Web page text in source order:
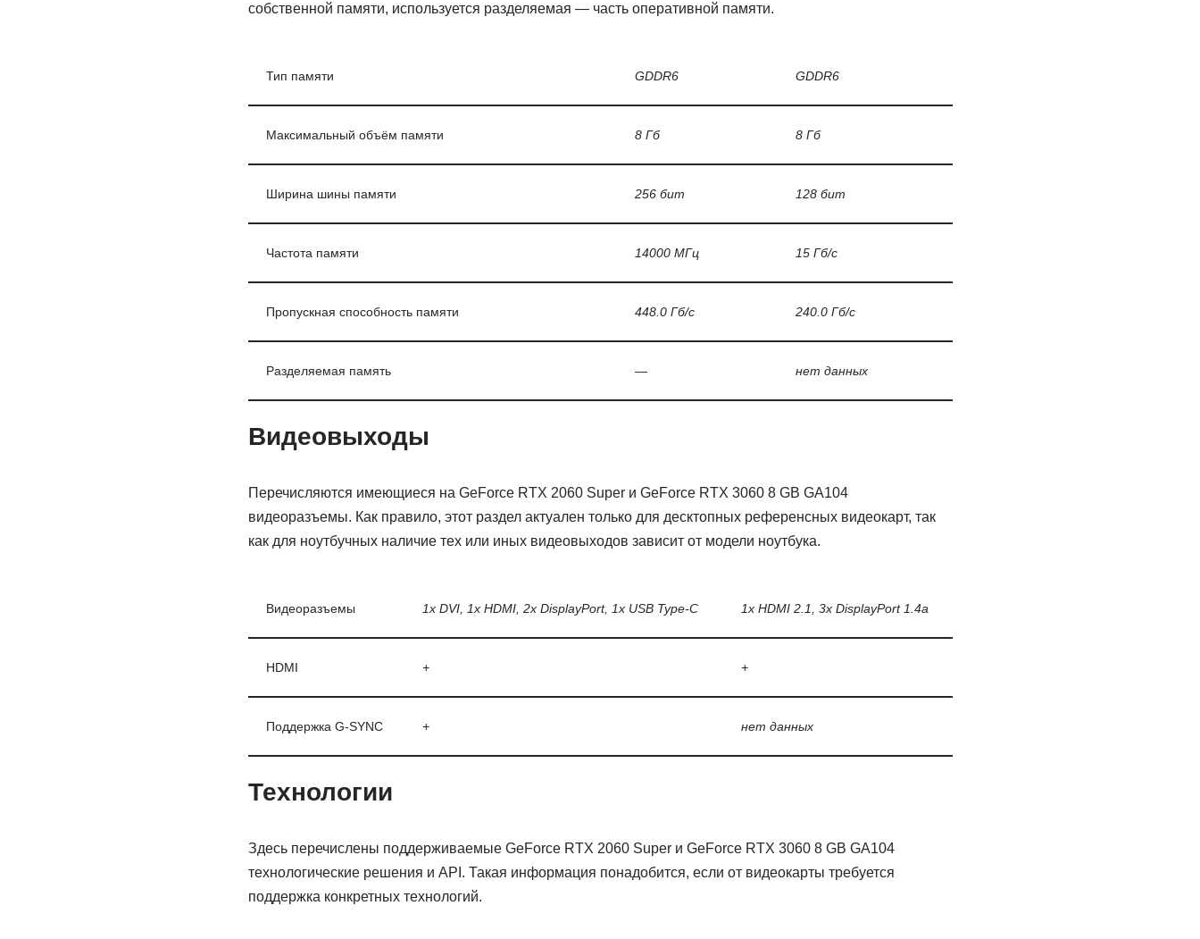
собственной памяти, используется разделяемая — часть оперативной памяти.
Тип памяти GDDR6 GDDR6
Максимальный объём памяти 8 Гб 8 Гб
Ширина шины памяти 256 бит 128 бит
Частота памяти 14000 МГц 15 Гб/с
Пропускная способность памяти 448.0 Гб/с 240.0 Гб/с
Разделяемая память — нет данных
Видеовыходы
Перечисляются имеющиеся на GeForce RTX 2060 Super и GeForce RTX 3060 8 GB GA104
видеоразъемы. Как правило, этот раздел актуален только для десктопных референсных видеокарт, так
как для ноутбучных наличие тех или иных видеовыходов зависит от модели ноутбука.
Видеоразъемы 1x DVI, 1x HDMI, 2x DisplayPort, 1x USB Type-C 1x HDMI 2.1, 3x DisplayPort 1.4a
HDMI + +
Поддержка G-SYNC + нет данных
Технологии
Здесь перечислены поддерживаемые GeForce RTX 2060 Super и GeForce RTX 3060 8 GB GA104
технологические решения и API. Такая информация понадобится, если от видеокарты требуется
поддержка конкретных технологий.